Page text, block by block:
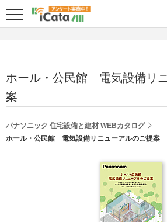
ホール・公民館 電気設備リ
案
パナソニック 住宅設備と建材 WEBカタログ
ホール・公民館 電気設備リニューアルのご提案